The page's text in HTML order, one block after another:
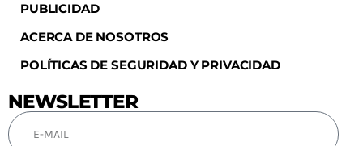
PUBLICIDAD
ACERCA DE NOSOTROS
POLÍTICAS DE SEGURIDAD Y PRIVACIDAD
NEWSLETTER